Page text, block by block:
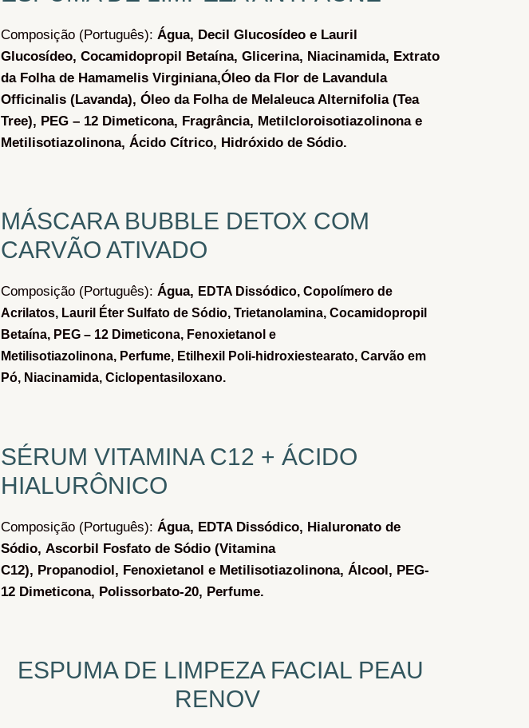
Composição (Português): Água, Decil Glucosídeo e Lauril
Glucosídeo, Cocamidopropil Betaína, Glicerina, Niacinamida, Extrato
da Folha de Hamamelis Virginiana,Óleo da Flor de Lavandula
Officinalis (Lavanda), Óleo da Folha de Melaleuca Alternifolia (Tea
Tree), PEG – 12 Dimeticona, Fragrância, Metilcloroisotiazolinona e
Metilisotiazolinona, Ácido Cítrico, Hidróxido de Sódio.
MÁSCARA BUBBLE DETOX COM
CARVÃO ATIVADO
Composição (Português): Água, EDTA Dissódico, Copolímero de
Acrilatos, Lauril Éter Sulfato de Sódio, Trietanolamina, Cocamidopropil
Betaína, PEG – 12 Dimeticona, Fenoxietanol e
Metilisotiazolinona, Perfume, Etilhexil Poli-hidroxiestearato, Carvão em
Pó, Niacinamida, Ciclopentasiloxano.
SÉRUM VITAMINA C12 + ÁCIDO
HIALURÔNICO
Composição (Português): Água, EDTA Dissódico, Hialuronato de
Sódio, Ascorbil Fosfato de Sódio (Vitamina
C12), Propanodiol, Fenoxietanol e Metilisotiazolinona, Álcool, PEG-
12 Dimeticona, Polissorbato-20, Perfume.
ESPUMA DE LIMPEZA FACIAL PEAU
RENOV